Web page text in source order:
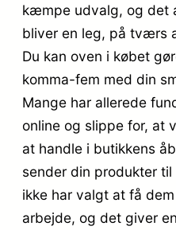
kæmpe udvalg, og det
bliver en leg, på tværs
Du kan oven i købet
komma-fem med din
Mange har allerede
online og slippe for,
at handle i butikkens
sender din produkter
ikke har valgt at få
arbejde, og det giver